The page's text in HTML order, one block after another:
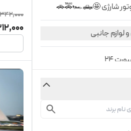
🤩🛻🏎️🚕🚗
لوازم جانبی
۲۴
26